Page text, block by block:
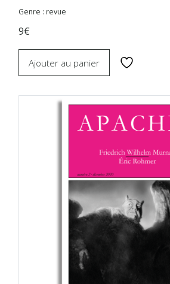
Genre : revue
9€
Ajouter au panier